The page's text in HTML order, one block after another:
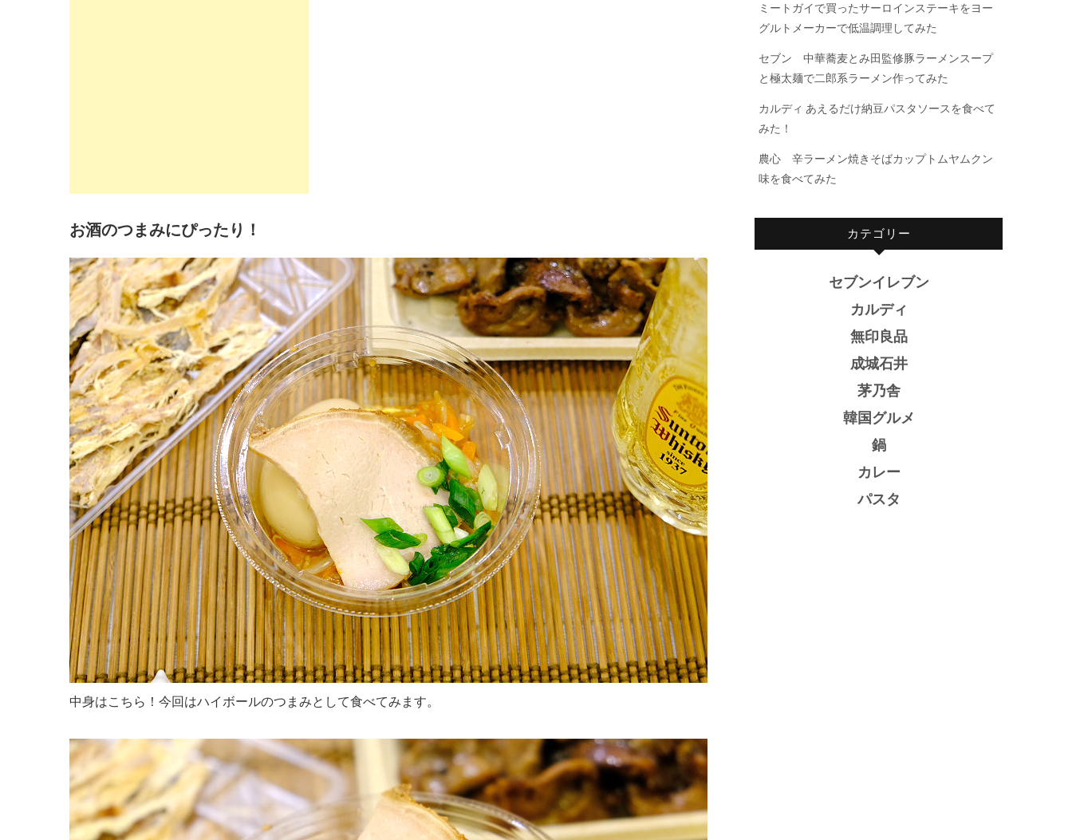
お酒のつまみにぴったり！
中身はこちら！今回はハイボールのつまみとして食べてみます。
ミートガイで買ったサーロインステーキをヨー
グルトメーカーで低温調理してみた
セブン 中華蕎麦とみ田監修豚ラーメンスープ
と極太麺で二郎系ラーメン作ってみた
カルディ あえるだけ納豆パスタソースを食べて
みた！
農心 辛ラーメン焼きそばカップトムヤムクン
味を食べてみた
カテゴリー
セブンイレブン
カルディ
無印良品
成城石井
茅乃舎
韓国グルメ
鍋
カレー
パスタ